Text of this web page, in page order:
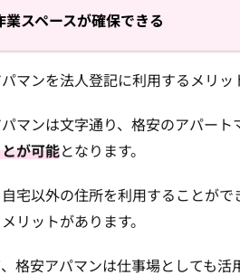
業スペースが確保できる
マンを法人登記に利用するメリッ
マンは文字通り、格安のアパート
が可能となります。
自宅以外の住所を利用することがで
リットがあります。
格安アパマンは仕事場としても活